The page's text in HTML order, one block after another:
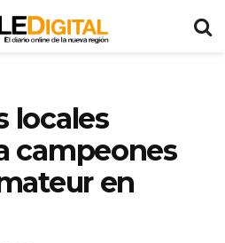
locales
campeones
en